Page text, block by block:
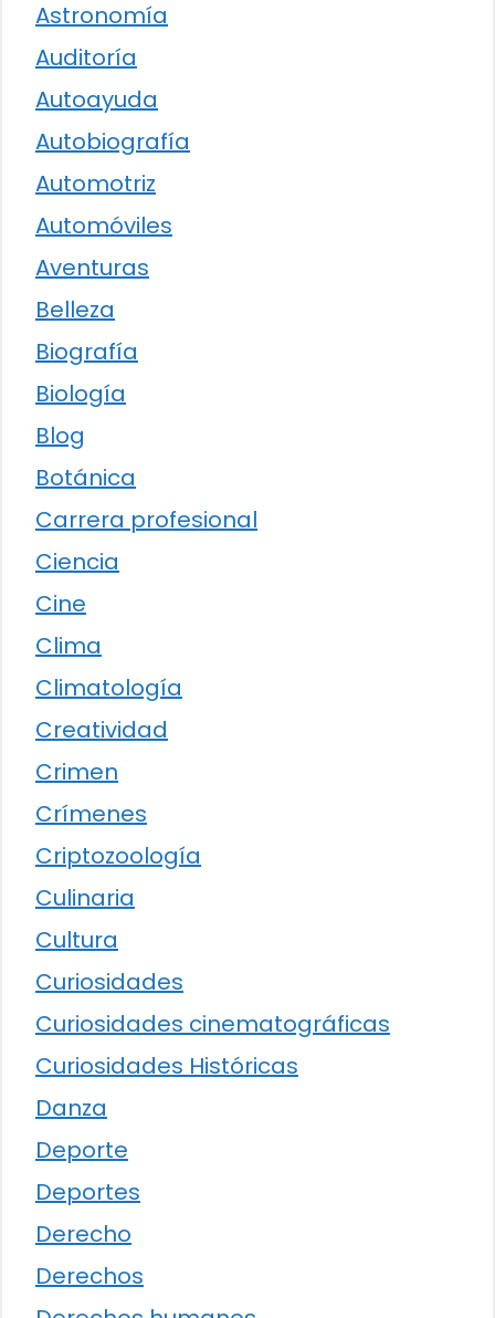
Astronomía
Auditoría
Autoayuda
Autobiografía
Automotriz
Automóviles
Aventuras
Belleza
Biografía
Biología
Blog
Botánica
Carrera profesional
Ciencia
Cine
Clima
Climatología
Creatividad
Crimen
Crímenes
Criptozoología
Culinaria
Cultura
Curiosidades
Curiosidades cinematográficas
Curiosidades Históricas
Danza
Deporte
Deportes
Derecho
Derechos